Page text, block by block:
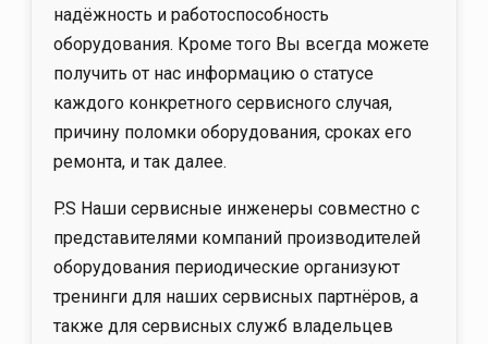
надёжность и работоспособность
оборудования. Кроме того Вы всегда можете
получить от нас информацию о статусе
каждого конкретного сервисного случая,
причину поломки оборудования, сроках его
ремонта, и так далее.
P.S Наши сервисные инженеры совместно с
представителями компаний производителей
оборудования периодические организуют
тренинги для наших сервисных партнёров, а
также для сервисных служб владельцев